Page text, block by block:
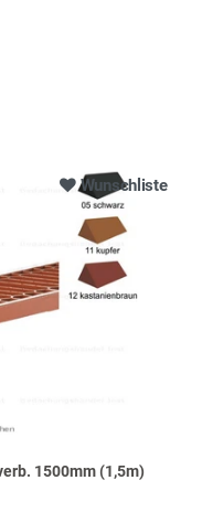
Wunschliste
1500mm (1,5m)